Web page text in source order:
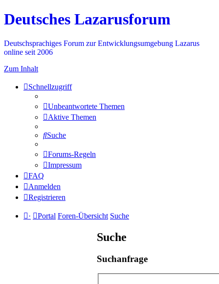
Deutsches Lazarusforum
Deutschsprachiges Forum zur Entwicklungsumgebung Lazarus
online seit 2006
Zum Inhalt
Schnellzugriff
Unbeantwortete Themen
Aktive Themen
Suche
Forums-Regeln
Impressum
FAQ
Anmelden
Registrieren
· Portal Foren-Übersicht Suche
Suche
Suchanfrage